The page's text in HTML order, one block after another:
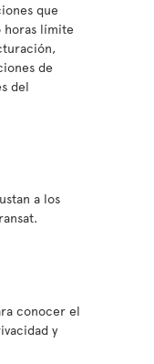
que
horas límite
de
del
a los
conocer el
y